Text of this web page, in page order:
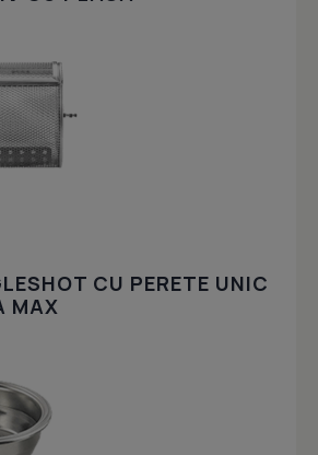
CU PERETE UNIC
MAX